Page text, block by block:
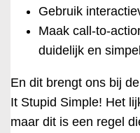
Gebruik
Maak call-to-
duidelijk en
En dit brengt ons bij
It Stupid Simple! Het
maar dit is een regel